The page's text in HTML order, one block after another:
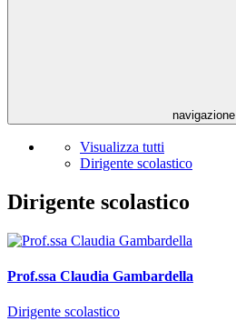
navigazione
Visualizza tutti
Dirigente scolastico
Dirigente scolastico
Prof.ssa Claudia Gambardella
Dirigente scolastico